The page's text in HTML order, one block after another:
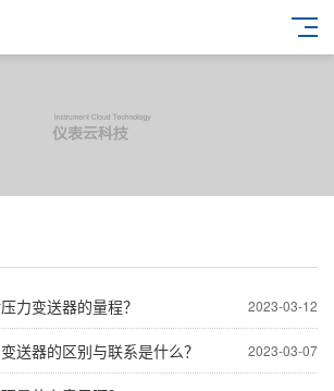
2023-03-12
力变送器的量程？
2023-03-07
送器的区别与联系是什么？